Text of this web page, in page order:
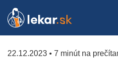
22.12.2023 • 7 minút na